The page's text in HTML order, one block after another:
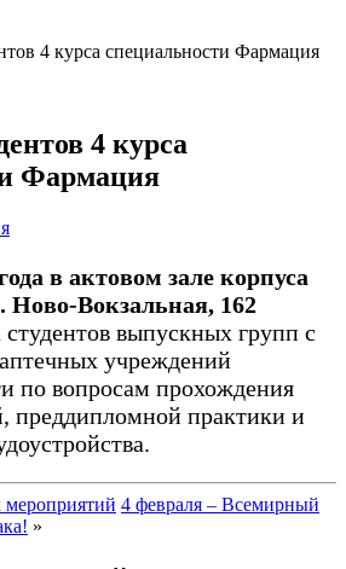
4 курса специальности Фармация
4 курса
Фармация
в актовом зале корпуса
Ново-Вокзальная, 162
студентов выпускных групп с
учреждений
по вопросам прохождения
преддипломной практики и
мероприятий 4 февраля – Всемирный
»